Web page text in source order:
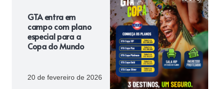
GTA entra em
campo com plano
especial para a
Copa do Mundo
20 de fevereiro de 2026